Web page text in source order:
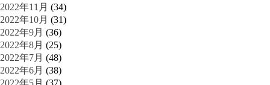
2022年11月 (34)
2022年10月 (31)
2022年9月 (36)
2022年8月 (25)
2022年7月 (48)
2022年6月 (38)
2022年5月 (37)